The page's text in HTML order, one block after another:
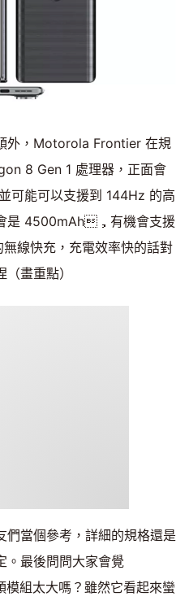
外，Motorola Frontier 在規
8 Gen 1 處理器，正面會
可能可以支援到 144Hz 的高
是 4500mAh，有機會支援
線快充，充電效率快的話對
畫重點）
們當個參考，詳細的規格還是
。最後問問大家會覺
組太大嗎？雖然它看起來蠻